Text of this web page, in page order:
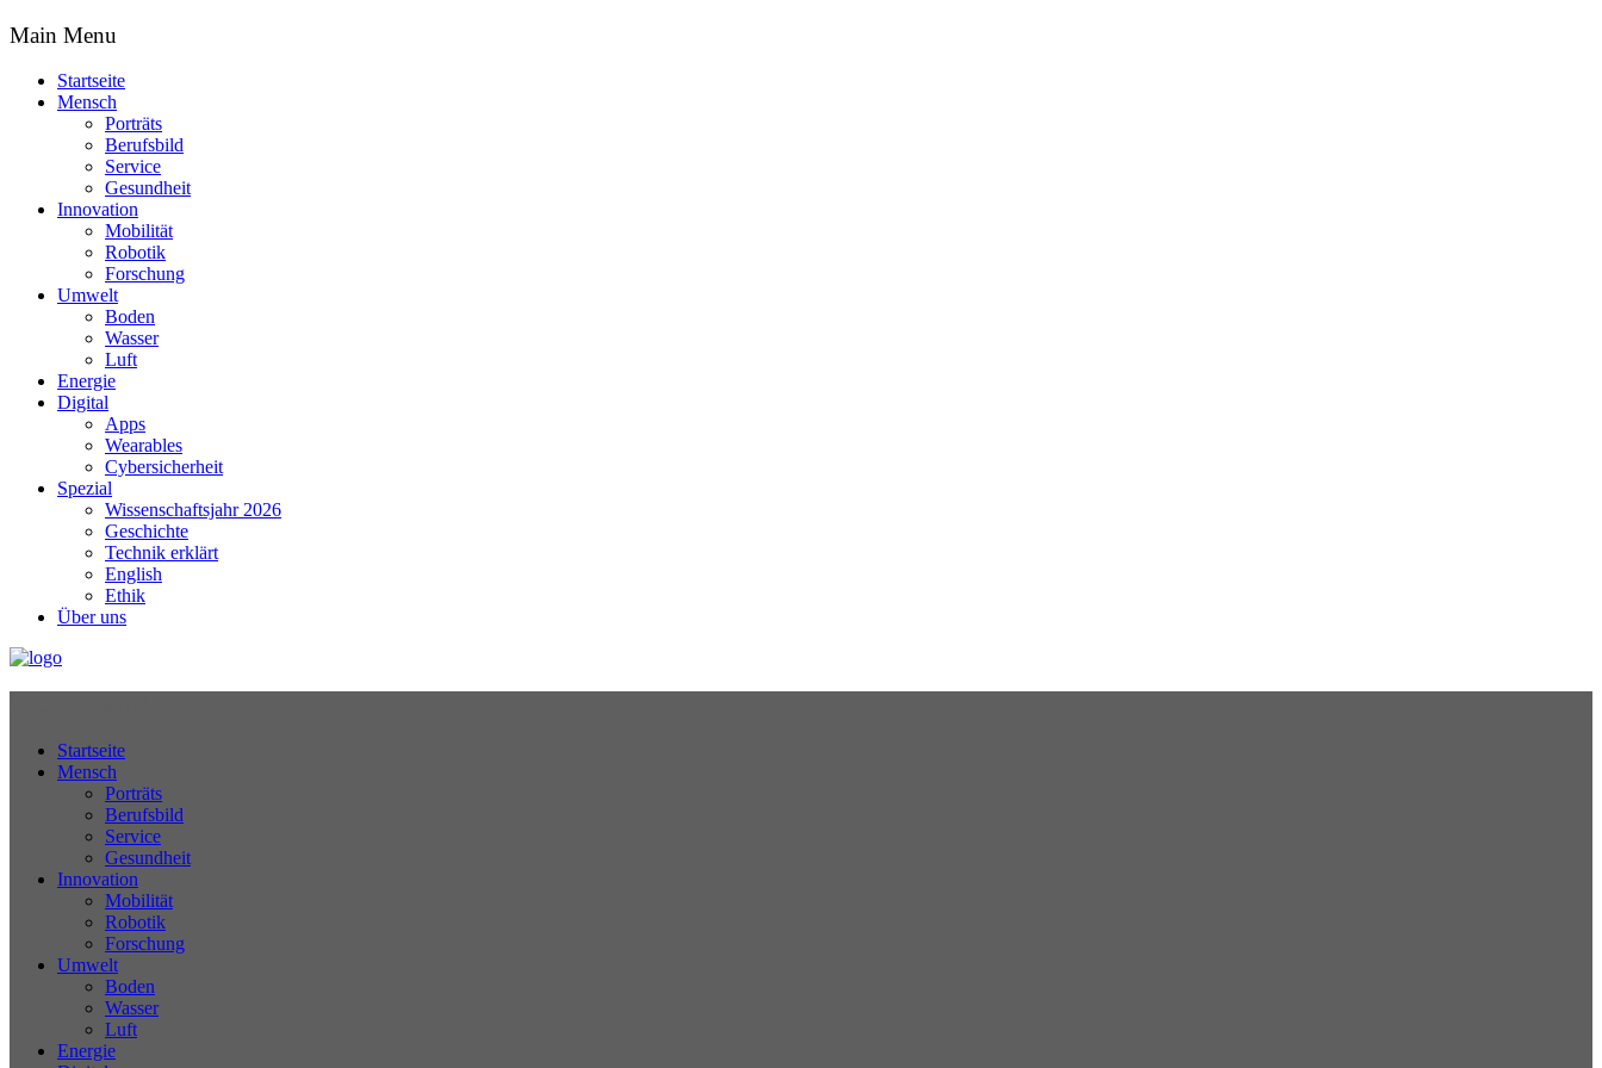
Main Menu
Startseite
Mensch
Porträts
Berufsbild
Service
Gesundheit
Innovation
Mobilität
Robotik
Forschung
Umwelt
Boden
Wasser
Luft
Energie
Digital
Apps
Wearables
Cybersicherheit
Spezial
Wissenschaftsjahr 2026
Geschichte
Technik erklärt
English
Ethik
Über uns
Startseite
Mensch
Porträts
Berufsbild
Service
Gesundheit
Innovation
Mobilität
Robotik
Forschung
Umwelt
Boden
Wasser
Luft
Energie